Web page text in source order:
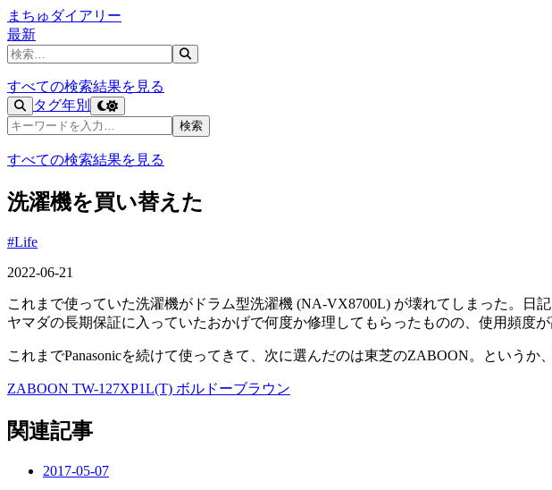
まちゅダイアリー
最新
記事を検索
すべての検索結果を見る
タグ年別
記事を検索
検索
すべての検索結果を見る
洗濯機を買い替えた
#Life
2022-06-21
これまで使っていた洗濯機がドラム型洗濯機 (NA-VX8700L) が壊れてしまった。日記
ヤマダの長期保証に入っていたおかげで何度か修理してもらったものの、使用頻度が
これまでPanasonicを続けて使ってきて、次に選んだのは東芝のZABOON。という
ZABOON TW-127XP1L(T) ボルドーブラウン
関連記事
2017-05-07